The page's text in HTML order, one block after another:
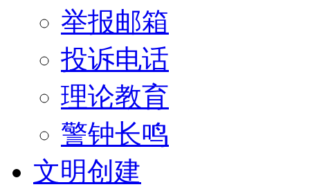
举报邮箱
投诉电话
理论教育
警钟长鸣
文明创建